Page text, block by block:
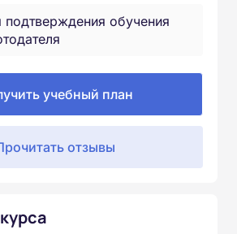
подтверждения обучения
учебный план
отзывы